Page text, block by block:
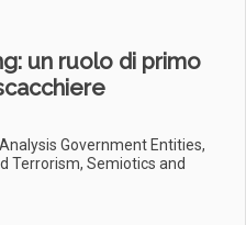
un ruolo di primo
Government Entities,
Terrorism, Semiotics and